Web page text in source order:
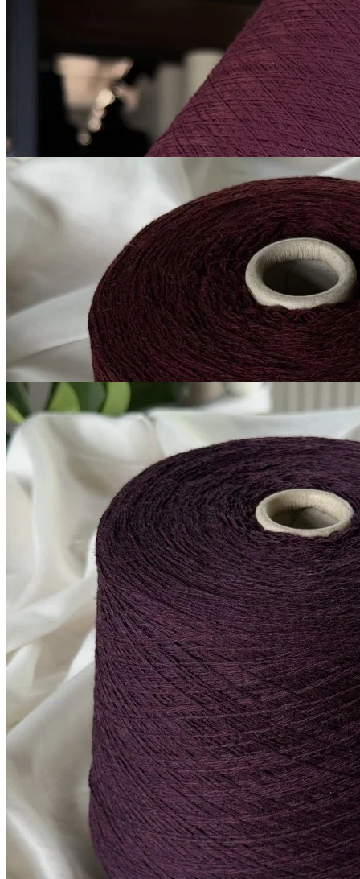
хлопок 90%, пайетки 10%
850₽
за 100 г
Millefili
кашемир 30%, меринос экстрафайн
суперджилонг 70%
750 м/100 г вино
1 050 ₽
за 100 г
Купить
G&G Filati
Millefili
кашемир 30%, меринос экстрафайн
суперджилонг 70%
750 м/100 гтёмно-баклажановый
1 050₽
за 100 г
Купить
Показать еще
© 2026 Filato Italiano
Мы в соцсетях
Мы используем файлы cookie,
чтобы улучшить работу сайта и предоставить вам
больше возможностей. Также, к сайту подключен сервис
веб аналитики Яндекс Метрика, использующий cookie.
Продолжая использовать сайт, вы соглашаетесь с
условиями использования cookie.
Согласен